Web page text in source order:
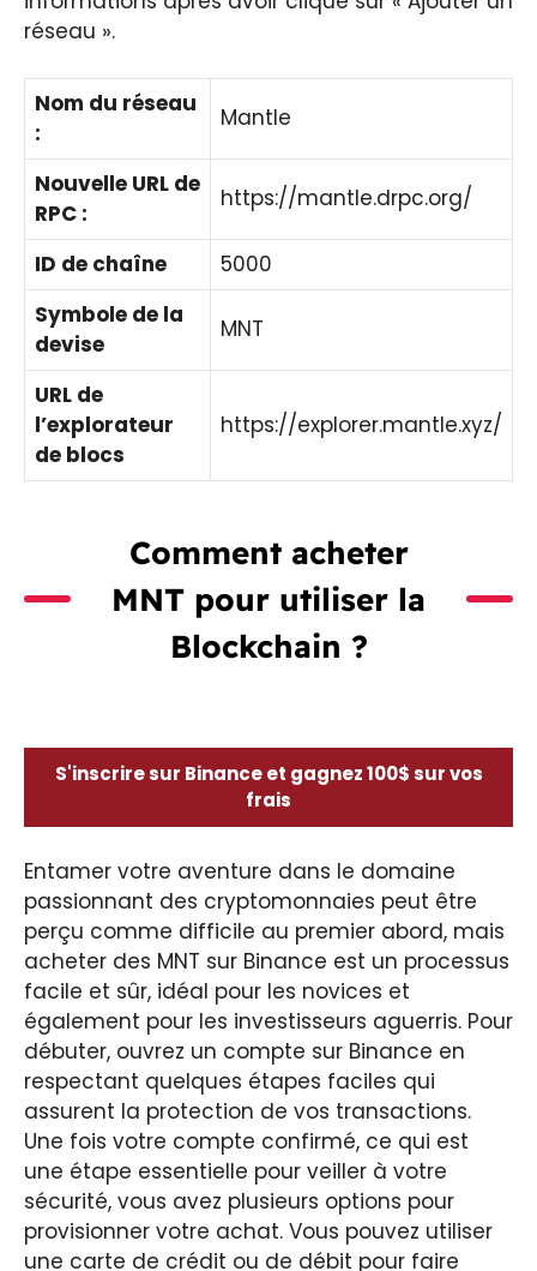
réseau ».
Nom du réseau
:
Mantle
Nouvelle URL de
RPC :
https://mantle.drpc.org/
ID de chaîne
5000
Symbole de la
devise
MNT
URL de
l’explorateur
de blocs
https://explorer.mantle.xyz/
Comment acheter
MNT pour utiliser la
Blockchain ?
S'inscrire sur Binance et gagnez 100$ sur vos
frais
Entamer votre aventure dans le domaine
passionnant des cryptomonnaies peut être
perçu comme difficile au premier abord, mais
acheter des MNT sur Binance est un processus
facile et sûr, idéal pour les novices et
également pour les investisseurs aguerris. Pour
débuter, ouvrez un compte sur Binance en
respectant quelques étapes faciles qui
assurent la protection de vos transactions.
Une fois votre compte confirmé, ce qui est
une étape essentielle pour veiller à votre
sécurité, vous avez plusieurs options pour
provisionner votre achat. Vous pouvez utiliser
une carte de crédit ou de débit pour faire